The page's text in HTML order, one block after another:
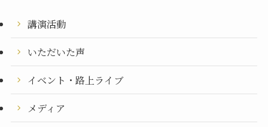
講演活動
いただいた声
イベント・路上ライブ
メディア